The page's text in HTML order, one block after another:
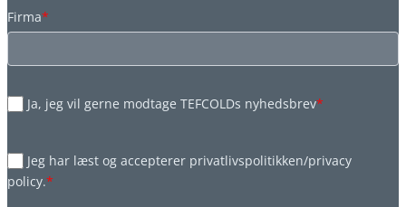
Firma*
Ja, jeg vil gerne modtage TEFCOLDs nyhedsbrev*
Jeg har læst og accepterer privatlivspolitikken/privacy
policy.*